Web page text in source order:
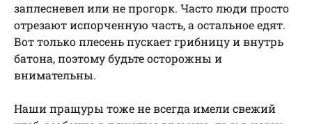
заплесневел или не прогорк. Часто люди просто
отрезают испорченную часть, а остальное едят.
Вот только плесень пускает грибницу и внутрь
батона, поэтому будьте осторожны и
внимательны.
Наши пращуры тоже не всегда имели свежий